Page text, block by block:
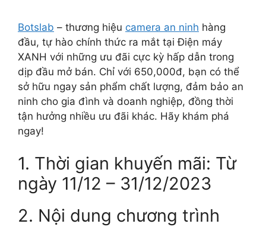
Botslab – thương hiệu camera an ninh hàng
đầu, tự hào chính thức ra mắt tại Điện máy
XANH với những ưu đãi cực kỳ hấp dẫn trong
dịp đầu mở bán. Chỉ với 650,000đ, bạn có thể
sở hữu ngay sản phẩm chất lượng, đảm bảo an
ninh cho gia đình và doanh nghiệp, đồng thời
tận hưởng nhiều ưu đãi khác. Hãy khám phá
ngay!
1. Thời gian khuyến mãi: Từ
ngày 11/12 – 31/12/2023
2. Nội dung chương trình